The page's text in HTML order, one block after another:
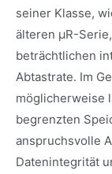
seiner Klasse,
älteren μR-
beträchtlichen
Abtastrate. Im
möglicherweise
begrenzten
anspruchsvolle
Datenintegrität